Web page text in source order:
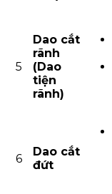
5
Dao cắt
rãnh
(Dao
tiện
rãnh)
6
Dao cắt
đứt